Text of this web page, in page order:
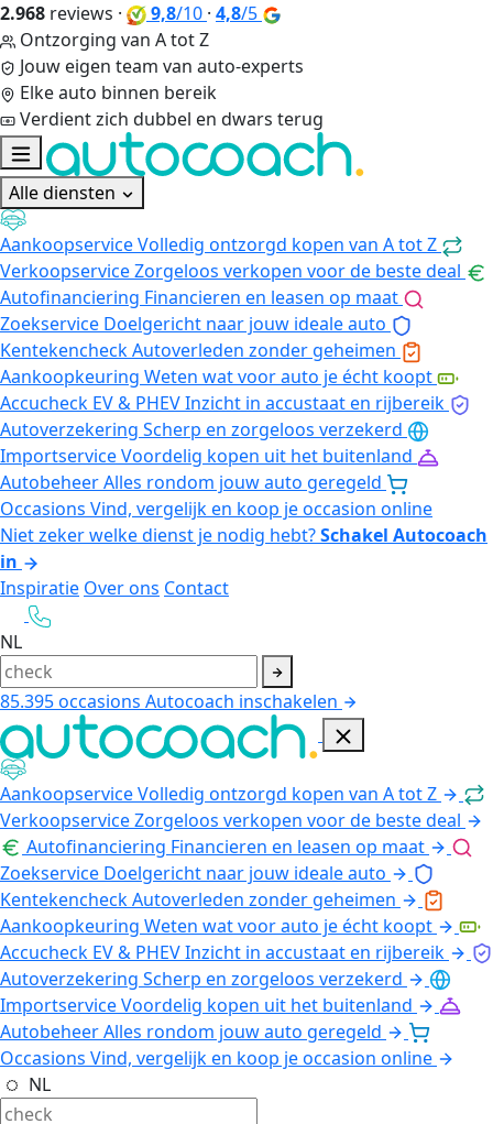
2.968 reviews · 9,8/10 · 4,8/5
Ontzorging van A tot Z
Jouw eigen team van auto-experts
Elke auto binnen bereik
Verdient zich dubbel en dwars terug
Alle diensten
AankoopserviceVolledig ontzorgd kopen van A tot Z
VerkoopserviceZorgeloos verkopen voor de beste deal
Autofinanciering Financieren en leasen op maat
Zoekservice Doelgericht naar jouw ideale auto
KentekencheckAutoverleden zonder geheimen
Aankoopkeuring Weten wat voor auto je écht koopt
Accucheck EV & PHEVInzicht in accustaat en rijbereik
Autoverzekering Scherp en zorgeloos verzekerd
ImportserviceVoordelig kopen uit het buitenland
AutobeheerAlles rondom jouw auto geregeld
Occasions Vind, vergelijk en koop je occasion online
Niet zeker welke dienst je nodig hebt?Schakel Autocoach
in
Inspiratie Over ons Contact
NL
85.395occasions Autocoach inschakelen
AankoopserviceVolledig ontzorgd kopen van A tot Z
VerkoopserviceZorgeloos verkopen voor de beste deal
Autofinanciering Financieren en leasen op maat
Zoekservice Doelgericht naar jouw ideale auto
KentekencheckAutoverleden zonder geheimen
Aankoopkeuring Weten wat voor auto je écht koopt
Accucheck EV & PHEVInzicht in accustaat en rijbereik
Autoverzekering Scherp en zorgeloos verzekerd
ImportserviceVoordelig kopen uit het buitenland
AutobeheerAlles rondom jouw auto geregeld
Occasions Vind, vergelijk en koop je occasion online
NL